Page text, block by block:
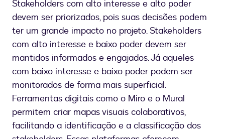
Stakeholders com alto interesse e alto poder
devem ser priorizados, pois suas decisões podem
ter um grande impacto no projeto. Stakeholders
com alto interesse e baixo poder devem ser
mantidos informados e engajados. Já aqueles
com baixo interesse e baixo poder podem ser
monitorados de forma mais superficial.
Ferramentas digitais como o Miro e o Mural
permitem criar mapas visuais colaborativos,
facilitando a identificação e a classificação dos